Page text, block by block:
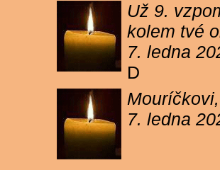
Už 9.
kolem tvé
7. ledna
D
7. ledna